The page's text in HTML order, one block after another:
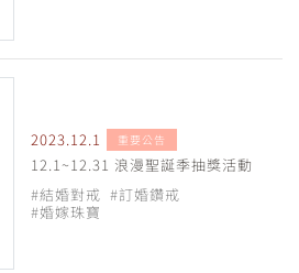
2023.12.1 重要公告
12.1~12.31 浪漫聖誕季抽獎活動
#結婚對戒 #訂婚鑽戒
#婚嫁珠寶